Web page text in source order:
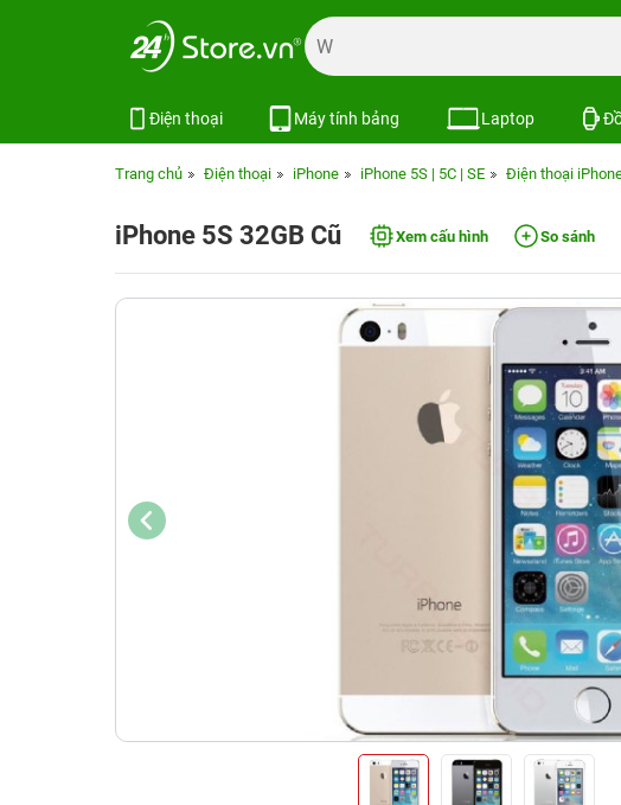
Điện thoại Máy tính bảng Laptop
Trang chủ Điện thoại iPhone iPhone 5S | 5C | SE Điện thoại
iPhone 5S 32GB Cũ Xem cấu hình So sánh